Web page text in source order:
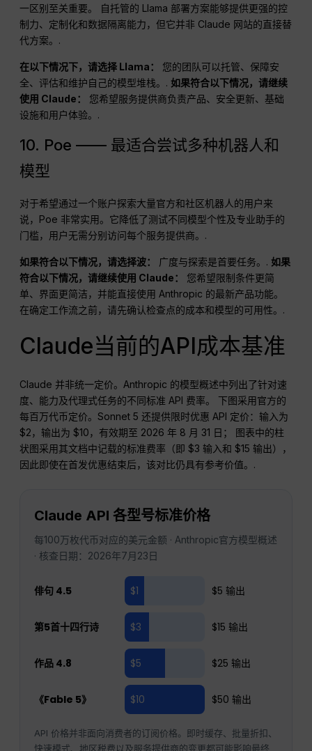
一区别至关重要。 自托管的 Llama 部署方案能够提供更强的控
制力、定制化和数据隔离能力，但它并非 Claude 网站的直接替
代方案。.
在以下情况下，请选择 Llama：
您的团队可以托管、保障安
全、评估和维护自己的模型堆栈。.如果符合以下情况，请继续
使用 Claude：
您希望服务提供商负责产品、安全更新、基础
设施和用户体验。.
10. Poe —— 最适合尝试多种机器人和
模型
对于希望通过一个账户探索大量官方和社区机器人的用户来
说，Poe 非常实用。它降低了测试不同模型个性及专业助手的
门槛，用户无需分别访问每个服务提供商。.
如果符合以下情况，请选择波： 广度与探索是首要任务。.如果
符合以下情况，请继续使用 Claude：
您希望限制条件更简
单、界面更简洁，并能直接使用 Anthropic 的最新产品功能。
在确定工作流之前，请先确认检查点的成本和模型的可用性。.
Claude当前的API成本基准
Claude 并非统一定价。Anthropic 的模型概述中列出了针对速
度、能力及代理式任务的不同标准 API 费率。 下图采用官方的
每百万代币定价。Sonnet 5 还提供限时优惠 API 定价：输入为
$2，输出为 $10，有效期至 2026 年 8 月 31 日； 图表中的柱
状图采用其文档中记载的标准费率（即 $3 输入和 $15 输出），
因此即使在首发优惠结束后，该对比仍具有参考价值。.
Claude API 各型号标准价格
每100万枚代币对应的美元金额 · Anthropic官方模型概述
· 核查日期：2026年7月23日
俳句 4.5 $1 $5 输出
第5首十四行诗 $3 $15 输出
作品 4.8 $5 $25 输出
《Fable 5》 $10 $50 输出
API 价格并非面向消费者的订阅价格。即时缓存、批量折扣、
快速模式、地区税费以及服务提供商的变更都可能影响最终